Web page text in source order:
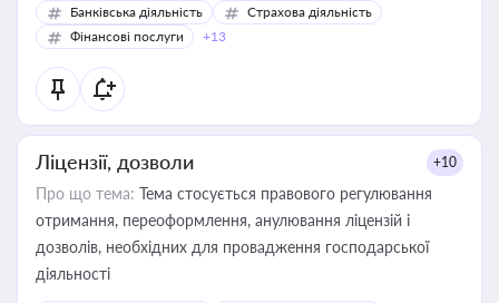
Банківська діяльність
Страхова діяльність
Фінансові послуги
+13
Ліцензії, дозволи +10
Про що тема: Тема стосується правового регулювання
отримання, переоформлення, анулювання ліцензій і
дозволів, необхідних для провадження господарської
діяльності